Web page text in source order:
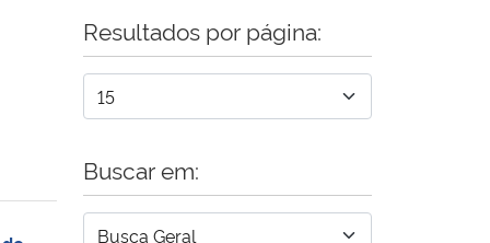
Resultados por página:
Buscar em: